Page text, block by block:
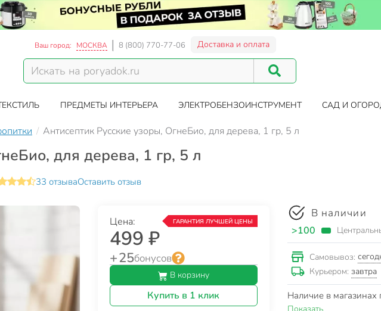
Ваш город: МОСКВА 8 (800) 770-77-06 Доставка и оплата
ПРЕДМЕТЫ ИНТЕРЬЕРА ЭЛЕКТРОБЕНЗОИНСТРУМЕНТ САД И
Антисептик Русские узоры, ОгнеБио, для дерева, 1 гр, 5 л
для дерева, 1 гр, 5 л
33 отзываОставить отзыв
ГАРАНТИЯ ЛУЧШЕЙ ЦЕНЫ
Цена:
499 ₽
+ 25бонусов
В корзину
Купить в 1 клик
В наличии
>100
Самовывоз:
Курьером: завтра
Наличие в магазинах